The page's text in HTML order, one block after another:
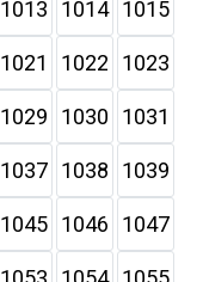
1013 1014 1015
1021 1022 1023
1029 1030 1031
1037 1038 1039
1045 1046 1047